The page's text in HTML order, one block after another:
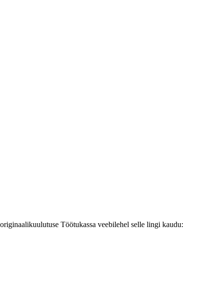
Töötukassa veebilehel selle lingi kaudu: